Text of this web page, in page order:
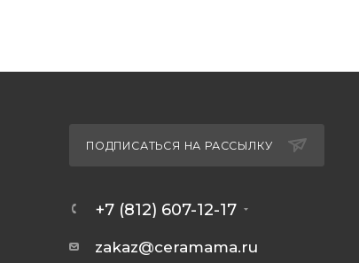
ПОДПИСАТЬСЯ НА РАССЫЛКУ
+7 (812) 607-12-17
zakaz@ceramama.ru